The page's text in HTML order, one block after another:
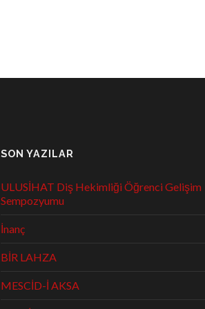
SON YAZILAR
ULUSİHAT Diş Hekimliği Öğrenci Gelişim
Sempozyumu
İnanç
BİR LAHZA
MESCİD-İ AKSA